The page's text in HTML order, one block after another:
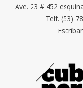
Ave. 23 # 452
Telf. (53)